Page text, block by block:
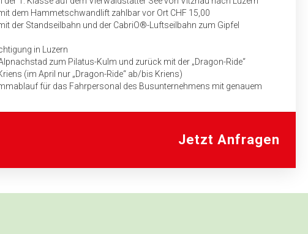
dem Hammetschwandlift zahlbar vor Ort CHF 15,00
der Standseilbahn und der CabriO®-Luftseilbahn zum Gipfel
in Luzern
zum Pilatus-Kulm und zurück mit der „Dragon-Ride“
(im April nur „Dragon-Ride“ ab/bis Kriens)
für das Fahrpersonal des Busunternehmens mit genauem
Jetzt Anfragen